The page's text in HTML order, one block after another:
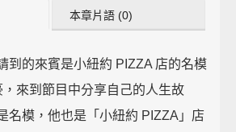
本章片語 (0)
到的來賓是小紐約 PIZZA 店的名模
來到節目中分享自己的人生故
名模，他也是「小紐約 PIZZA」店